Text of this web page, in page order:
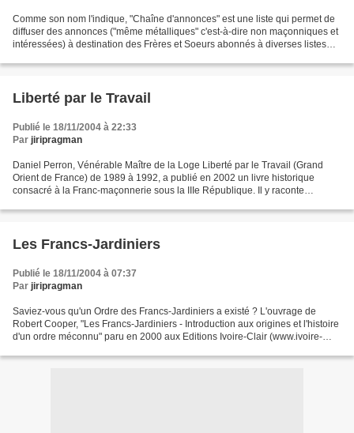
Comme son nom l'indique, "Chaîne d'annonces" est une liste qui permet de
diffuser des annonces ("même métalliques" c'est-à-dire non maçonniques et
intéressées) à destination des Frères et Soeurs abonnés à diverses listes
Liberté par le Travail
Publié le 18/11/2004 à 22:33
Par jiripragman
Daniel Perron, Vénérable Maître de la Loge Liberté par le Travail (Grand
Orient de France) de 1989 à 1992, a publié en 2002 un livre historique
consacré à la Franc-maçonnerie sous la IIIe République. Il y raconte
Les Francs-Jardiniers
Publié le 18/11/2004 à 07:37
Par jiripragman
Saviez-vous qu'un Ordre des Francs-Jardiniers a existé ? L'ouvrage de
Robert Cooper, "Les Francs-Jardiniers - Introduction aux origines et l'histoire
d'un ordre méconnu" paru en 2000 aux Editions Ivoire-Clair (www.ivoire-